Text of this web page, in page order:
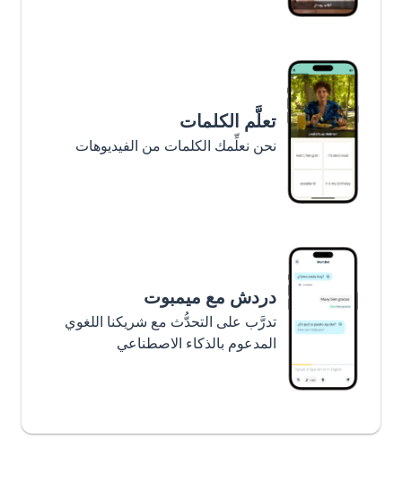
تعلَّم الكلمات
نحن نعلِّمك الكلمات من الفيديوهات
دردش مع ميمبوت
تدرَّب على التحدُّث مع شريكنا اللغوي
المدعوم بالذكاء الاصطناعي